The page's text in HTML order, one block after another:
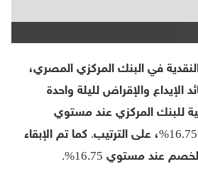
في البنك المركزي المصري،
الإيداع والإقراض لليلة واحدة
للبنك المركزي عند مستوي
16.25%، 17.25%، و16.75%، على الترتيب. كما تم الإبقاء
عند مستوي 16.75%.